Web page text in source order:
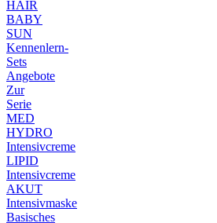
HAIR
BABY
SUN
Kennenlern-
Sets
Angebote
Zur
Serie
MED
HYDRO
Intensivcreme
LIPID
Intensivcreme
AKUT
Intensivmaske
Basisches